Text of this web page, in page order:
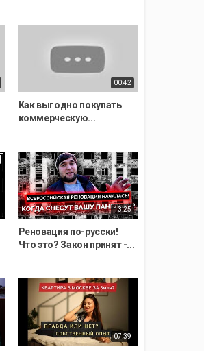
00:42
Как выгодно покупать
коммерческую...
13:25
Реновация по-русски!
Что это? Закон принят -...
07:39